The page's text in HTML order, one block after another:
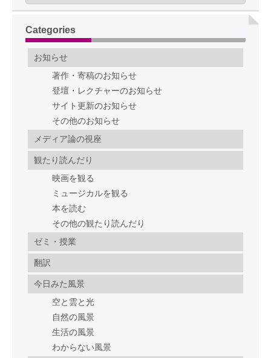
Categories
お知らせ
著作・寄稿のお知らせ
登壇・レクチャーのお知らせ
サイト更新のお知らせ
その他のお知らせ
メディア論の視座
観たり読んだり
映画を観る
ミュージカルを観る
本を読む
その他の観たり読んだり
ゼミ・授業
翻訳
今日みた風景
空と雲と光
自然の風景
生活の風景
わからない風景